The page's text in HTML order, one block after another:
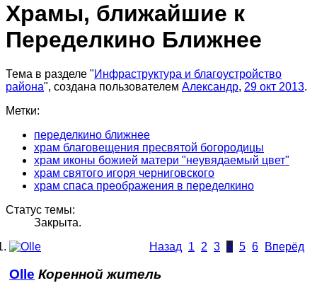
Храмы, ближайшие к
Переделкино Ближнее
Тема в разделе "Инфраструктура и благоустройство
района", создана пользователем Александр, 29 окт 2013.
Метки:
переделкино ближнее
храм благовещения пресвятой богородицы
храм иконы божией матери "неувядаемый цвет"
храм святого игоря черниговского
храм спаса преображения в переделкино
Статус темы:
Закрыта.
Назад 1 2 3 4 5 6 Вперёд
Olle Коренной житель